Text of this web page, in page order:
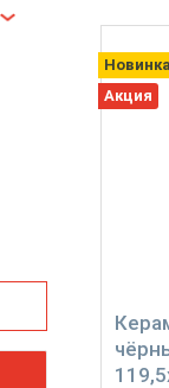
Новинка
Акция